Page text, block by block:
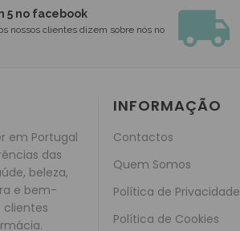
5 no facebook
nossos clientes dizem sobre nós no
em Portugal
das
beleza,
e bem-
clientes
INFORMAÇÃO
Contactos
Quem Somos
Política de Privacidade
Política de Cookies